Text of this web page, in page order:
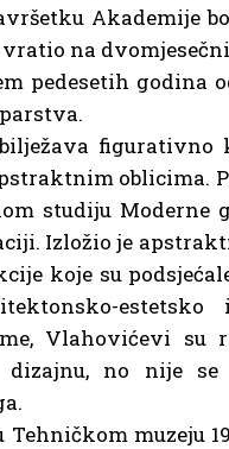
Akademije
na
pedesetih godina
oblicima.
studiju
Izložio je
koje su
Vlahovićevi
dizajnu, no nije
Tehničkom muzeju